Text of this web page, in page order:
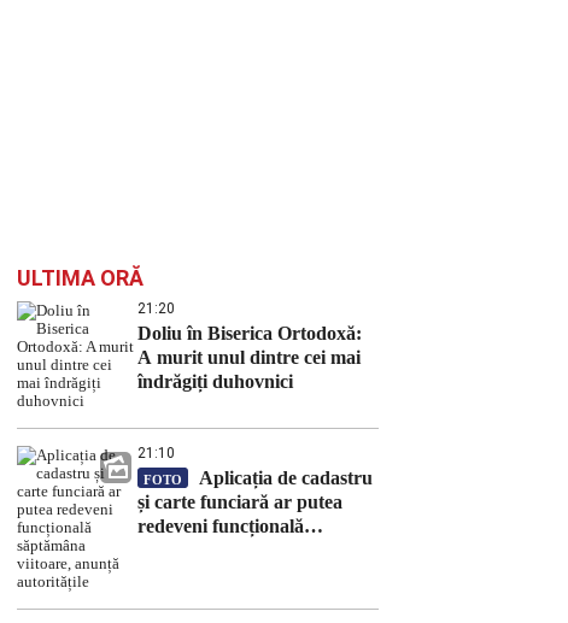
ULTIMA ORĂ
21:20
Doliu în Biserica Ortodoxă:
A murit unul dintre cei mai
îndrăgiți duhovnici
21:10
FOTO
Aplicația de cadastru
și carte funciară ar putea
redeveni funcțională